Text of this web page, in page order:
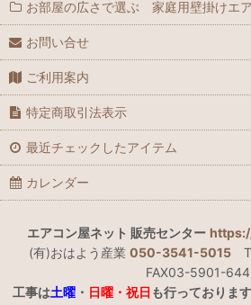
お部屋の広さで選ぶ 家庭用壁掛けエ
お問い合せ
ご利用案内
特定商取引法表示
最近チェックしたアイテム
カレンダー
エアコン屋ネット 販売センター
(有)おはよう産業 050-3541-5015
FAX03-5901-
工事は土曜 ・ 日曜・祝日 も行っておりま